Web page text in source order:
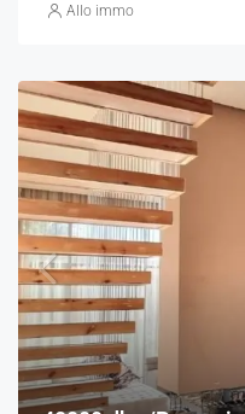
Allo immo